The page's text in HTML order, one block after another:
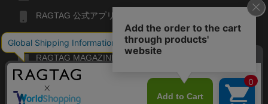
RAGTAG 公式アプリ
RAGTAG MEMBER'S CARD
RAGTAG MAGAZINE
RAGTAG Global